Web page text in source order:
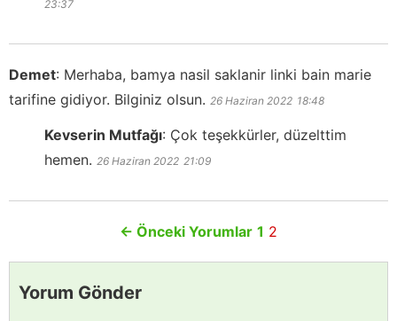
23:37
Demet: Merhaba, bamya nasil saklanir linki bain marie
tarifine gidiyor. Bilginiz olsun. 26 Haziran 2022 18:48
Kevserin Mutfağı: Çok teşekkürler, düzelttim
hemen. 26 Haziran 2022 21:09
← Önceki Yorumlar 1 2
Yorum Gönder